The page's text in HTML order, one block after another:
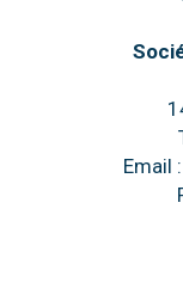
Email :